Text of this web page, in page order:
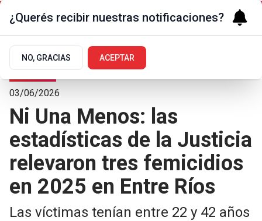
Sociedad
03/06/2026
Ni Una Menos: las
estadísticas de la Justicia
relevaron tres femicidios
en 2025 en Entre Ríos
Las víctimas tenían entre 22 y 42 años
¿Querés recibir nuestras notificaciones?
NO, GRACIAS ACEPTAR